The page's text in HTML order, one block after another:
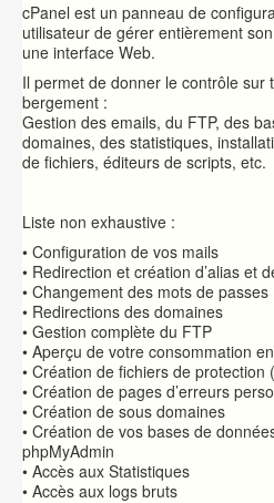
cPanel est un panneau de
utilisateur de gérer entièrement
une interface Web.
Il permet de donner le contrôle sur
bergement :
Gestion des emails, du FTP, des
domaines, des statistiques,
de fichiers, éditeurs de scripts, etc.
Liste non exhaustive :
• Configuration de vos mails
• Redirection et création d’alias et
• Changement des mots de passes
• Redirections des domaines
• Gestion complète du FTP
• Aperçu de votre consommation
• Création de fichiers de protection
• Création de pages d’erreurs
• Création de sous domaines
• Création de vos bases de
phpMyAdmin
• Accès aux Statistiques
• Accès aux logs bruts